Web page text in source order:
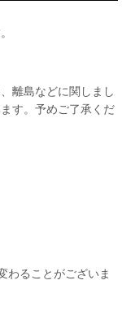
離島などに関しまし
す。予めご了承くだ
わることがございま